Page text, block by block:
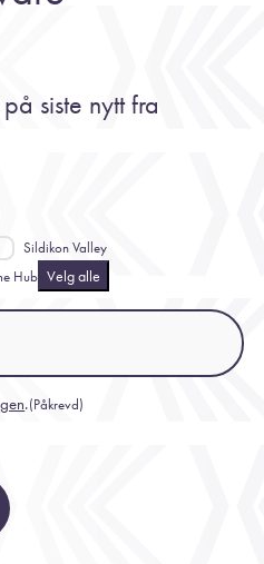
siste nytt fra
Sildikon Valley
Hub Velg alle
.(Påkrevd)